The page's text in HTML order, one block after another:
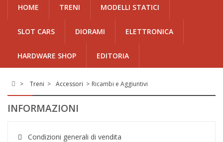
HOME TRENI MODELLI STATICI
SLOT CARS DIORAMI ELETTRONICA
HARDWARE SHOP EDITORIA
> Treni > Accessori > Ricambi e Aggiuntivi
INFORMAZIONI
Condizioni generali di vendita